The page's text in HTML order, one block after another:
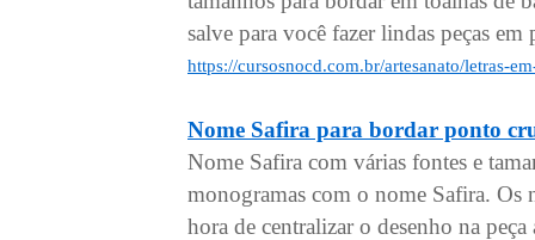
salve para você fazer lindas peças
https://cursosnocd.com.br/artesanato/letras-
Nome Safira para bordar ponto
Nome Safira com várias fontes e
monogramas com o nome Safira.
hora de centralizar o desenho na